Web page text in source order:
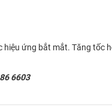
ứng bắt mắt. Tăng tốc
6603